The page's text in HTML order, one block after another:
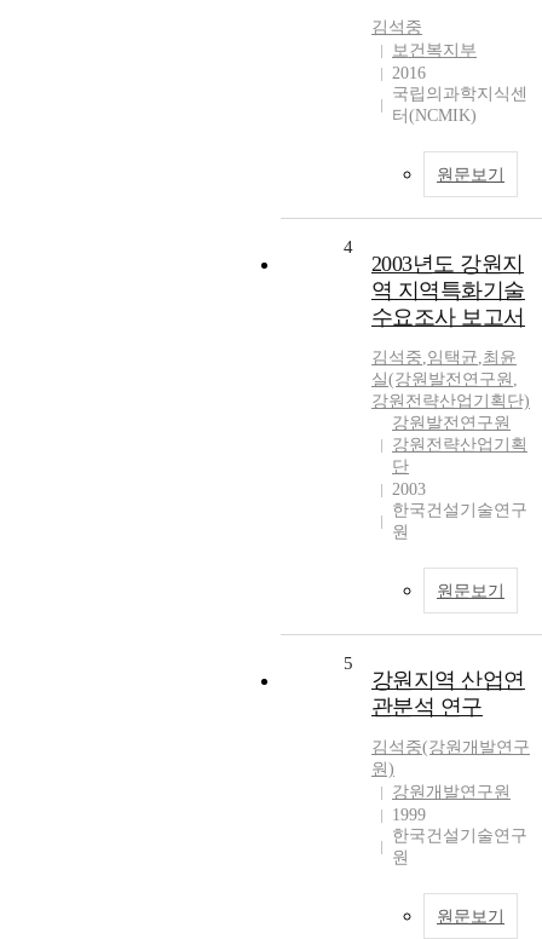
김석중
보건복지부
2016
국립의과학지식센
터(NCMIK)
원문보기
4
2003년도 강원지
역 지역특화기술
수요조사 보고서
김석중,임택균,최윤
실(강원발전연구원 ,
강원전략산업기획단)
강원발전연구원
강원전략산업기획
단
2003
한국건설기술연구
원
원문보기
5
강원지역 산업연
관분석 연구
김석중(강원개발연구
원)
강원개발연구원
1999
한국건설기술연구
원
원문보기